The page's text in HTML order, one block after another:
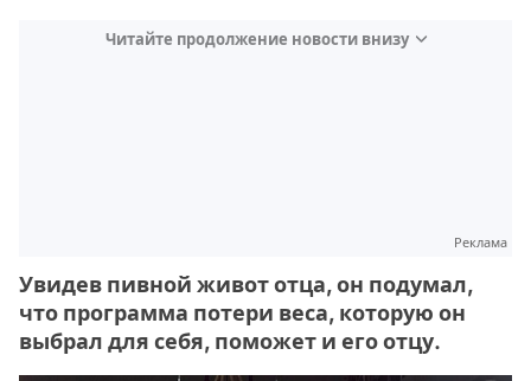
Читайте продолжение новости внизу
Реклама
Увидев пивной живот отца, он подумал,
что программа потери веса, которую он
выбрал для себя, поможет и его отцу.